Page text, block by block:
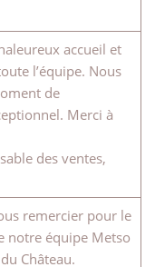
accueil et
l’équipe. Nous
de
Merci à
des ventes,
remercier pour le
notre équipe Metso
Château.